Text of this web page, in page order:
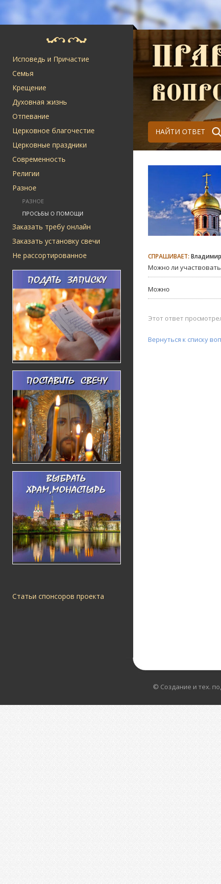
Исповедь и Причастие
Семья
Крещение
Духовная жизнь
Отпевание
Церковное благочестие
Церковные праздники
Современность
Религии
Разное
РАЗНОЕ
ПРОСЬБЫ О ПОМОЩИ
Заказать требу онлайн
Заказать установку свечи
Не рассортированное
Статьи спонсоров проекта
НАЙТИ ОТВЕТ
СПРАШИВАЕТ: Владимир
Можно ли
Можно
Этот ответ
Вернуться к списку
© Создание и тех.